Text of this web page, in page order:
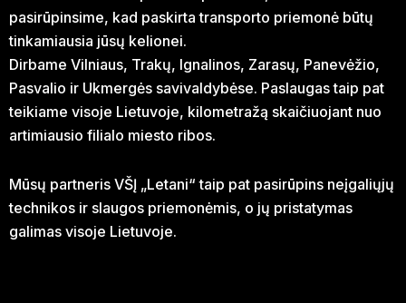
pasirūpinsime, kad paskirta transporto priemonė būtų
tinkamiausia jūsų kelionei.
Dirbame Vilniaus, Trakų, Ignalinos, Zarasų, Panevėžio,
Pasvalio ir Ukmergės savivaldybėse. Paslaugas taip pat
teikiame visoje Lietuvoje, kilometražą skaičiuojant nuo
artimiausio filialo miesto ribos.
Mūsų partneris VŠĮ „Letani“ taip pat pasirūpins neįgaliųjų
technikos ir slaugos priemonėmis, o jų pristatymas
galimas visoje Lietuvoje.